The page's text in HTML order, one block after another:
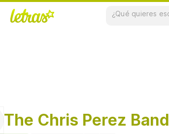
The Chris Perez Band